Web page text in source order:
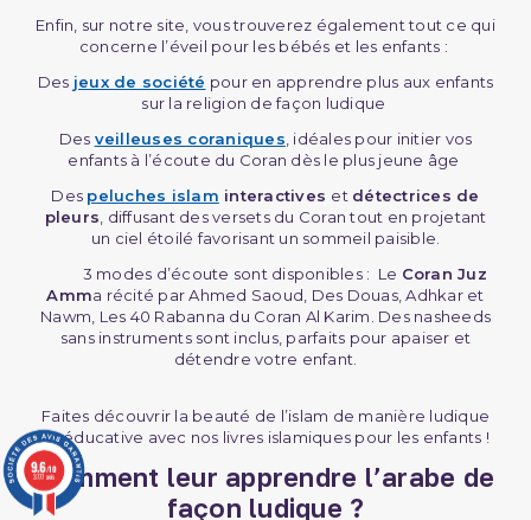
Enfin, sur notre site, vous trouverez également tout ce qui
concerne l’éveil pour les bébés et les enfants :
Des jeux de société pour en apprendre plus aux enfants
sur la religion de façon ludique
Des veilleuses coraniques , idéales pour initier vos
enfants à l’écoute du Coran dès le plus jeune âge
Des peluches islam interactives et détectrices de
pleurs , diffusant des versets du Coran tout en projetant
un ciel étoilé favorisant un sommeil paisible.
3 modes d’écoute sont disponibles : Le Coran Juz
Amma récité par Ahmed Saoud, Des Douas, Adhkar et
Nawm, Les 40 Rabanna du Coran Al Karim. Des nasheeds
sans instruments sont inclus, parfaits pour apaiser et
détendre votre enfant.
Faites découvrir la beauté de l’islam de manière ludique
et éducative avec nos livres islamiques pour les enfants !
Comment leur apprendre l’arabe de
façon ludique ?
9.6/10
3777 avis